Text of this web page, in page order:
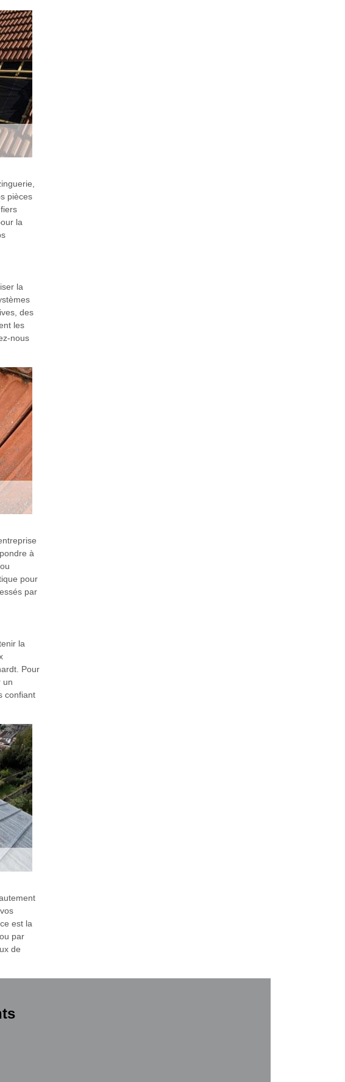
pièces
la
la
des
les
nous
à
pour
par
la
Pour
un
confiant
est la
par
de